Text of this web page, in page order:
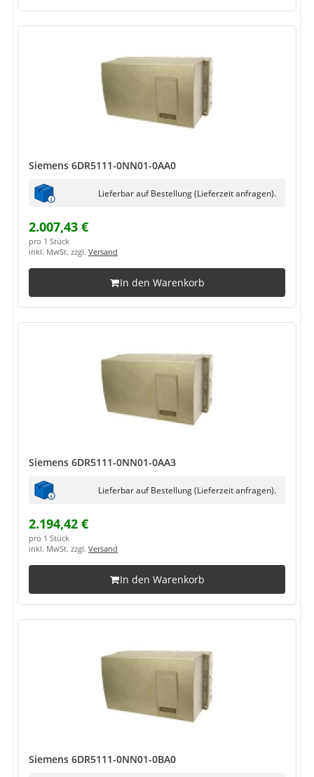
Siemens 6DR5111-0NN01-0AA0
Lieferbar auf Bestellung (Lieferzeit anfragen).
2.007,43 €
pro 1 Stück
inkl. MwSt. zzgl. Versand
In den Warenkorb
Siemens 6DR5111-0NN01-0AA3
Lieferbar auf Bestellung (Lieferzeit anfragen).
2.194,42 €
pro 1 Stück
inkl. MwSt. zzgl. Versand
In den Warenkorb
Siemens 6DR5111-0NN01-0BA0